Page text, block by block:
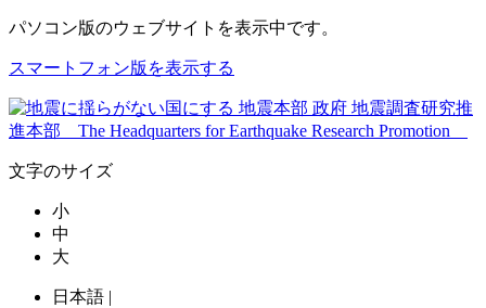
パソコン版のウェブサイトを表示中です。
スマートフォン版を表示する
文字のサイズ
小
中
大
日本語 |